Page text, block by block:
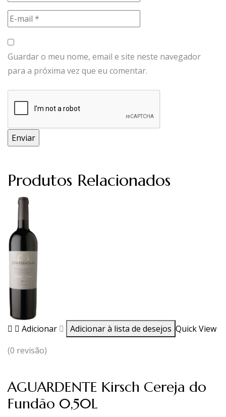
Guardar o meu nome, email e site neste navegador
para a próxima vez que eu comentar.
Produtos Relacionados
Adicionar Adicionar à lista de desejos Quick View
(0 revisão)
AGUARDENTE Kirsch Cereja do
Fundão 0,50L